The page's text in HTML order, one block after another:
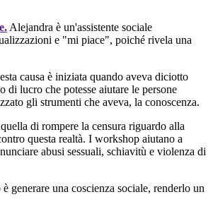
Alejandra è un'assistente sociale
e "mi piace", poiché rivela una
causa è iniziata quando aveva diciotto
di lucro che potesse aiutare le persone
gli strumenti che aveva, la conoscenza.
di rompere la censura riguardo alla
questa realtà. I workshop aiutano a
abusi sessuali, schiavitù e violenza di
una coscienza sociale, renderlo un